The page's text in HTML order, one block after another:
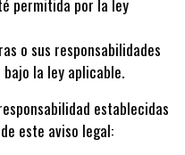
permitida por la ley
o sus responsabilidades
la ley aplicable.
establecidas
este aviso legal: